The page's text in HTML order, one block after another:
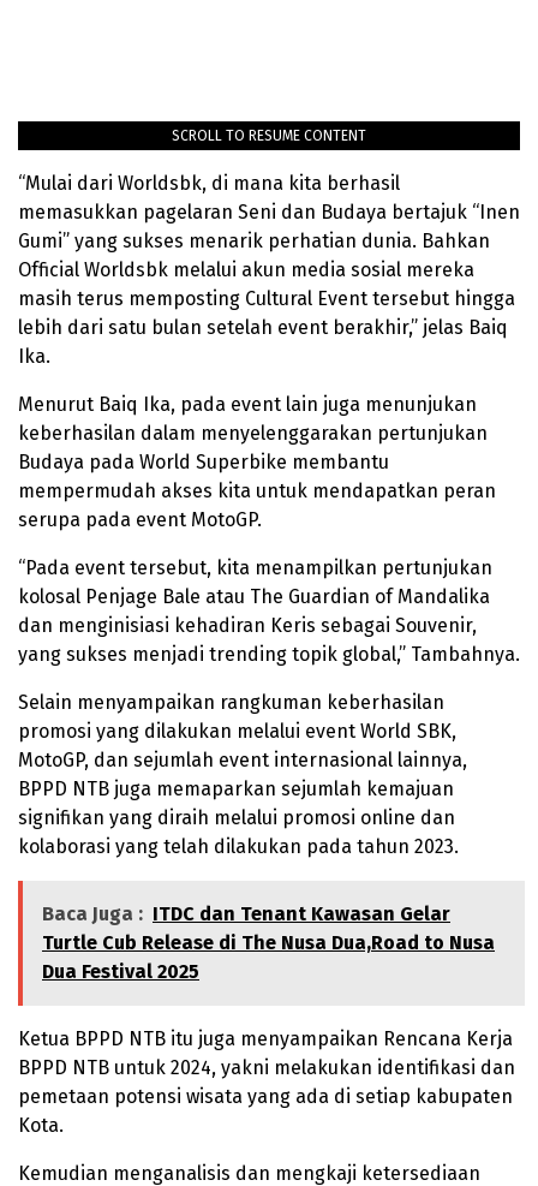
SCROLL TO RESUME CONTENT
“Mulai dari Worldsbk, di mana kita berhasil
memasukkan pagelaran Seni dan Budaya bertajuk “Inen
Gumi” yang sukses menarik perhatian dunia. Bahkan
Official Worldsbk melalui akun media sosial mereka
masih terus memposting Cultural Event tersebut hingga
lebih dari satu bulan setelah event berakhir,” jelas Baiq
Ika.
Menurut Baiq Ika, pada event lain juga menunjukan
keberhasilan dalam menyelenggarakan pertunjukan
Budaya pada World Superbike membantu
mempermudah akses kita untuk mendapatkan peran
serupa pada event MotoGP.
“Pada event tersebut, kita menampilkan pertunjukan
kolosal Penjage Bale atau The Guardian of Mandalika
dan menginisiasi kehadiran Keris sebagai Souvenir,
yang sukses menjadi trending topik global,” Tambahnya.
Selain menyampaikan rangkuman keberhasilan
promosi yang dilakukan melalui event World SBK,
MotoGP, dan sejumlah event internasional lainnya,
BPPD NTB juga memaparkan sejumlah kemajuan
signifikan yang diraih melalui promosi online dan
kolaborasi yang telah dilakukan pada tahun 2023.
Baca Juga : ITDC dan Tenant Kawasan Gelar
Turtle Cub Release di The Nusa Dua,Road to Nusa
Dua Festival 2025
Ketua BPPD NTB itu juga menyampaikan Rencana Kerja
BPPD NTB untuk 2024, yakni melakukan identifikasi dan
pemetaan potensi wisata yang ada di setiap kabupaten
Kota.
Kemudian menganalisis dan mengkaji ketersediaan